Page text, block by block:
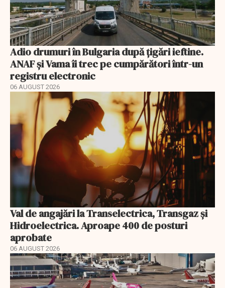
Adio drumuri în Bulgaria după țigări ieftine.
ANAF și Vama îi trec pe cumpărători într-un
registru electronic
06 AUGUST 2026
Val de angajări la Transelectrica, Transgaz și
Hidroelectrica. Aproape 400 de posturi
aprobate
06 AUGUST 2026